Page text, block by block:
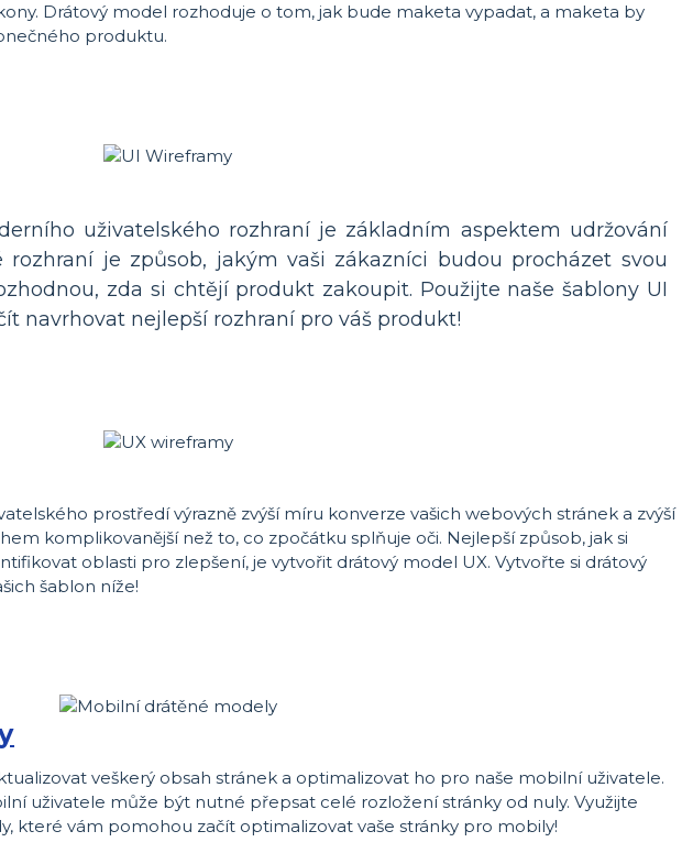
Drátový model rozhoduje o tom, jak bude maketa vypadat, a maketa by
produktu.
uživatelského rozhraní je základním aspektem udržování
rozhraní je způsob, jakým vaši zákazníci budou procházet svou
zda si chtějí produkt zakoupit. Použijte naše šablony UI
navrhovat nejlepší rozhraní pro váš produkt!
prostředí výrazně zvýší míru konverze vašich webových stránek a zvýší
komplikovanější než to, co zpočátku splňuje oči. Nejlepší způsob, jak si
oblasti pro zlepšení, je vytvořit drátový model UX. Vytvořte si drátový
šablon níže!
veškerý obsah stránek a optimalizovat ho pro naše mobilní uživatele.
uživatele může být nutné přepsat celé rozložení stránky od nuly. Využijte
které vám pomohou začít optimalizovat vaše stránky pro mobily!